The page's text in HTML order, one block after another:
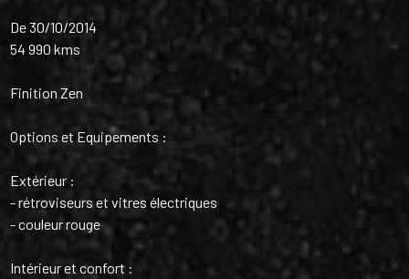
De 30/10/2014
54 990 kms
Finition Zen
Options et Equipements :
Extérieur :
- rétroviseurs et vitres électriques
- couleur rouge
Intérieur et confort :